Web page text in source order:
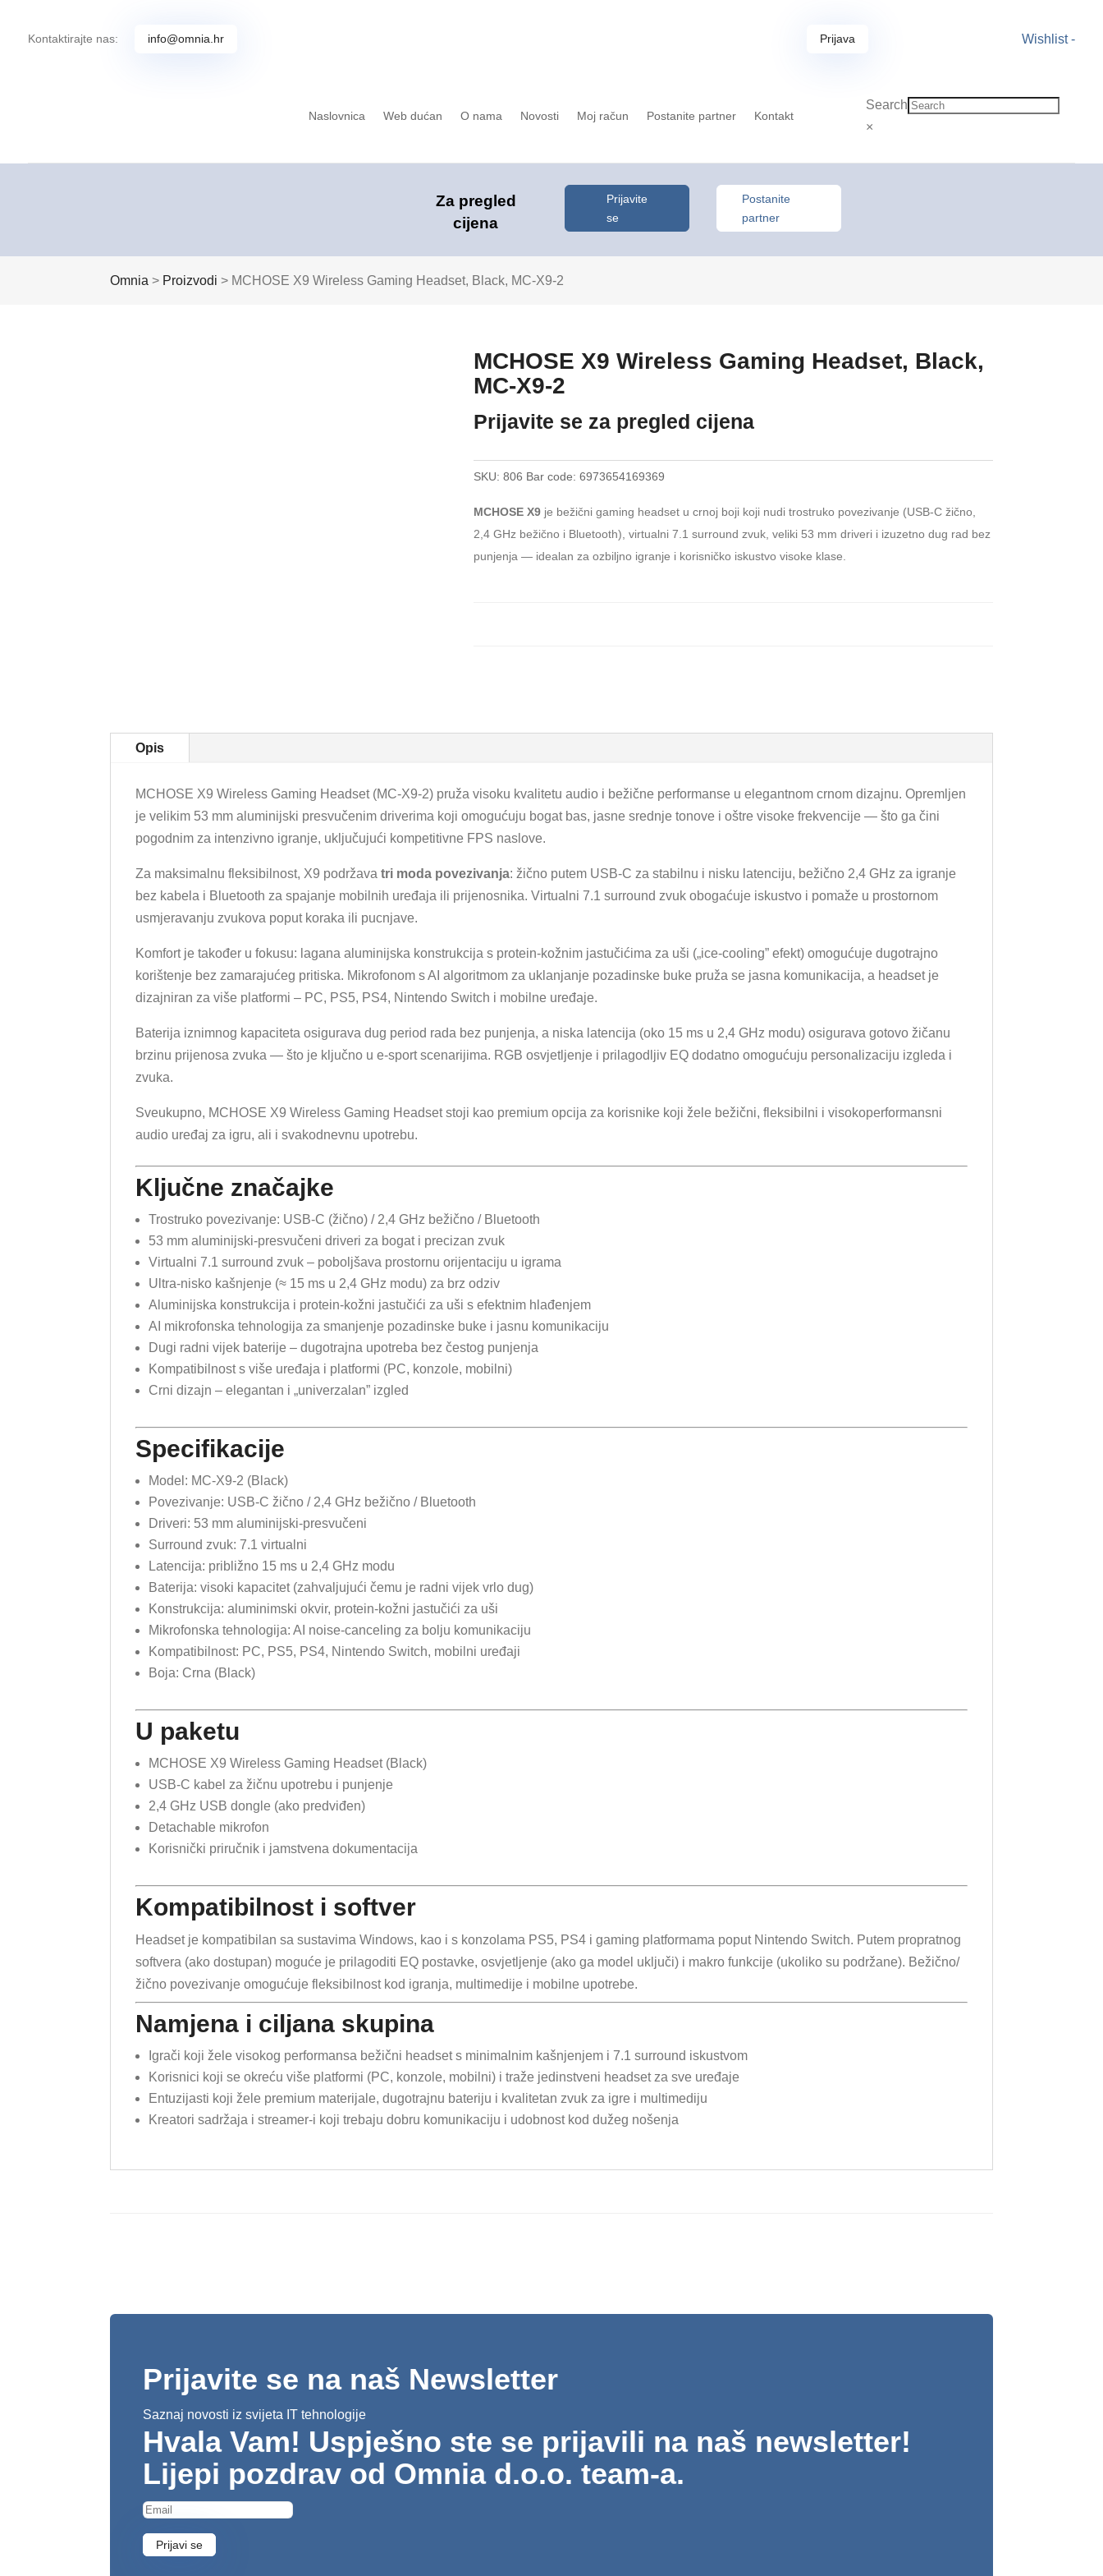
Kontaktirajte nas: info@omnia.hr Prijava Wishlist -
Naslovnica Web dućan O nama Novosti Moj račun Postanite partner Kontakt
Search
×
Za pregled
cijena
Prijavite
se
Postanite
partner
Omnia > Proizvodi > MCHOSE X9 Wireless Gaming Headset, Black, MC-X9-2
MCHOSE X9 Wireless Gaming Headset, Black,
MC-X9-2
Prijavite se za pregled cijena
SKU:806 Bar code:6973654169369
MCHOSE X9 je bežični gaming headset u crnoj boji koji nudi trostruko povezivanje (USB-C žično,
2,4 GHz bežično i Bluetooth), virtualni 7.1 surround zvuk, veliki 53 mm driveri i izuzetno dug rad bez
punjenja — idealan za ozbiljno igranje i korisničko iskustvo visoke klase.
Opis
MCHOSE X9 Wireless Gaming Headset (MC-X9-2) pruža visoku kvalitetu audio i bežične performanse u elegantnom crnom dizajnu. Opremljen
je velikim 53 mm aluminijski presvučenim driverima koji omogućuju bogat bas, jasne srednje tonove i oštre visoke frekvencije — što ga čini
pogodnim za intenzivno igranje, uključujući kompetitivne FPS naslove.
Za maksimalnu fleksibilnost, X9 podržavatri moda povezivanja: žično putem USB-C za stabilnu i nisku latenciju, bežično 2,4 GHz za igranje
bez kabela i Bluetooth za spajanje mobilnih uređaja ili prijenosnika. Virtualni 7.1 surround zvuk obogaćuje iskustvo i pomaže u prostornom
usmjeravanju zvukova poput koraka ili pucnjave.
Komfort je također u fokusu: lagana aluminijska konstrukcija s protein-kožnim jastučićima za uši („ice-cooling” efekt) omogućuje dugotrajno
korištenje bez zamarajućeg pritiska. Mikrofonom s AI algoritmom za uklanjanje pozadinske buke pruža se jasna komunikacija, a headset je
dizajniran za više platformi – PC, PS5, PS4, Nintendo Switch i mobilne uređaje.
Baterija iznimnog kapaciteta osigurava dug period rada bez punjenja, a niska latencija (oko 15 ms u 2,4 GHz modu) osigurava gotovo žičanu
brzinu prijenosa zvuka — što je ključno u e-sport scenarijima. RGB osvjetljenje i prilagodljiv EQ dodatno omogućuju personalizaciju izgleda i
zvuka.
Sveukupno, MCHOSE X9 Wireless Gaming Headset stoji kao premium opcija za korisnike koji žele bežični, fleksibilni i visokoperformansni
audio uređaj za igru, ali i svakodnevnu upotrebu.
Ključne značajke
Trostruko povezivanje: USB-C (žično) / 2,4 GHz bežično / Bluetooth
53 mm aluminijski-presvučeni driveri za bogat i precizan zvuk
Virtualni 7.1 surround zvuk – poboljšava prostornu orijentaciju u igrama
Ultra-nisko kašnjenje (≈ 15 ms u 2,4 GHz modu) za brz odziv
Aluminijska konstrukcija i protein-kožni jastučići za uši s efektnim hlađenjem
AI mikrofonska tehnologija za smanjenje pozadinske buke i jasnu komunikaciju
Dugi radni vijek baterije – dugotrajna upotreba bez čestog punjenja
Kompatibilnost s više uređaja i platformi (PC, konzole, mobilni)
Crni dizajn – elegantan i „univerzalan” izgled
Specifikacije
Model: MC-X9-2 (Black)
Povezivanje: USB-C žično / 2,4 GHz bežično / Bluetooth
Driveri: 53 mm aluminijski-presvučeni
Surround zvuk: 7.1 virtualni
Latencija: približno 15 ms u 2,4 GHz modu
Baterija: visoki kapacitet (zahvaljujući čemu je radni vijek vrlo dug)
Konstrukcija: aluminimski okvir, protein-kožni jastučići za uši
Mikrofonska tehnologija: AI noise-canceling za bolju komunikaciju
Kompatibilnost: PC, PS5, PS4, Nintendo Switch, mobilni uređaji
Boja: Crna (Black)
U paketu
MCHOSE X9 Wireless Gaming Headset (Black)
USB-C kabel za žičnu upotrebu i punjenje
2,4 GHz USB dongle (ako predviđen)
Detachable mikrofon
Korisnički priručnik i jamstvena dokumentacija
Kompatibilnost i softver
Headset je kompatibilan sa sustavima Windows, kao i s konzolama PS5, PS4 i gaming platformama poput Nintendo Switch. Putem propratnog
softvera (ako dostupan) moguće je prilagoditi EQ postavke, osvjetljenje (ako ga model uključi) i makro funkcije (ukoliko su podržane). Bežično/
žično povezivanje omogućuje fleksibilnost kod igranja, multimedije i mobilne upotrebe.
Namjena i ciljana skupina
Igrači koji žele visokog performansa bežični headset s minimalnim kašnjenjem i 7.1 surround iskustvom
Korisnici koji se okreću više platformi (PC, konzole, mobilni) i traže jedinstveni headset za sve uređaje
Entuzijasti koji žele premium materijale, dugotrajnu bateriju i kvalitetan zvuk za igre i multimediju
Kreatori sadržaja i streamer-i koji trebaju dobru komunikaciju i udobnost kod dužeg nošenja
Prijavite se na naš Newsletter
Saznaj novosti iz svijeta IT tehnologije
Hvala Vam! Uspješno ste se prijavili na naš newsletter!
Lijepi pozdrav od Omnia d.o.o. team-a.
Prijavi se